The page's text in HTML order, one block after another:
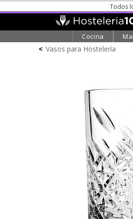
Todos
Cocina
< Vasos para Hostelería